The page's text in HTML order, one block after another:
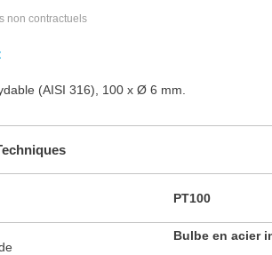
non contractuels
(AISI 316), 100 x Ø 6 mm.
PT100
Bulbe en acier